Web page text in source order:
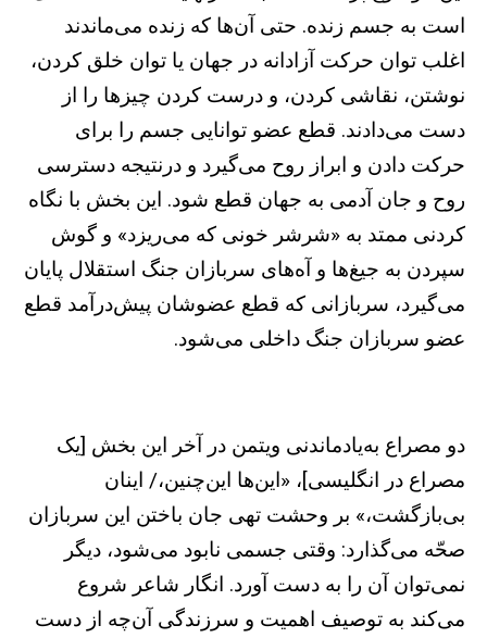
است به جسم زنده. حتی آن‌ها که زنده می‌ماندند
اغلب توان حرکت آزادانه در جهان یا توان خلق کردن،
نوشتن، نقاشی کردن، و درست کردن چیزها را از
دست می‌دادند. قطع عضو توانایی جسم را برای
حرکت دادن و ابراز روح می‌گیرد و درنتیجه دسترسی
روح و جان آدمی به جهان قطع شود. این بخش با نگاه
کردنی ممتد به «شرشر خونی که می‌ریزد» و گوش
سپردن به جیغ‌ها و آه‌های سربازان جنگ استقلال پایان
می‌گیرد، سربازانی که قطع عضوشان پیش‌درآمد قطع
عضو سربازان جنگ داخلی می‌شود.
دو مصراع به‌یادماندنی ویتمن در آخر این بخش [یک
مصراع در انگلیسی]، «این‌ها این‌چنین،/ اینان
بی‌بازگشت،» بر وحشت تهی جان باختن این سربازان
صحّه می‌گذارد: وقتی جسمی نابود می‌شود، دیگر
نمی‌توان آن را به دست آورد. انگار شاعر شروع
می‌کند به توصیف اهمیت و سرزندگی آن‌چه از دست